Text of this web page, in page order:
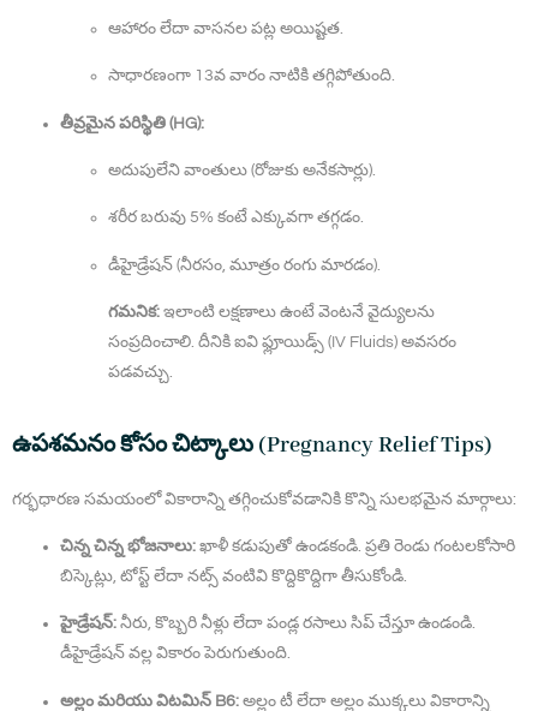
ఆహారం లేదా వాసనల పట్ల అయిష్టత.
సాధారణంగా 13వ వారం నాటికి తగ్గిపోతుంది.
తీవ్రమైన పరిస్థితి (HG):
అదుపులేని వాంతులు (రోజుకు అనేకసార్లు).
శరీర బరువు 5% కంటే ఎక్కువగా తగ్గడం.
డీహైడ్రేషన్ (నీరసం, మూత్రం రంగు మారడం).
గమనిక: ఇలాంటి లక్షణాలు ఉంటే వెంటనే వైద్యులను
సంప్రదించాలి. దీనికి ఐవి ఫ్లూయిడ్స్ (IV Fluids) అవసరం
పడవచ్చు.
ఉపశమనం కోసం చిట్కాలు (Pregnancy Relief Tips)
గర్భధారణ సమయంలో వికారాన్ని తగ్గించుకోవడానికి కొన్ని సులభమైన మార్గాలు:
చిన్న చిన్న భోజనాలు: ఖాళీ కడుపుతో ఉండకండి. ప్రతి రెండు గంటలకోసారి
బిస్కెట్లు, టోస్ట్ లేదా నట్స్ వంటివి కొద్దికొద్దిగా తీసుకోండి.
హైడ్రేషన్: నీరు, కొబ్బరి నీళ్లు లేదా పండ్ల రసాలు సిప్ చేస్తూ ఉండండి.
డీహైడ్రేషన్ వల్ల వికారం పెరుగుతుంది.
అల్లం మరియు విటమిన్ B6: అల్లం టీ లేదా అల్లం ముక్కలు వికారాన్ని